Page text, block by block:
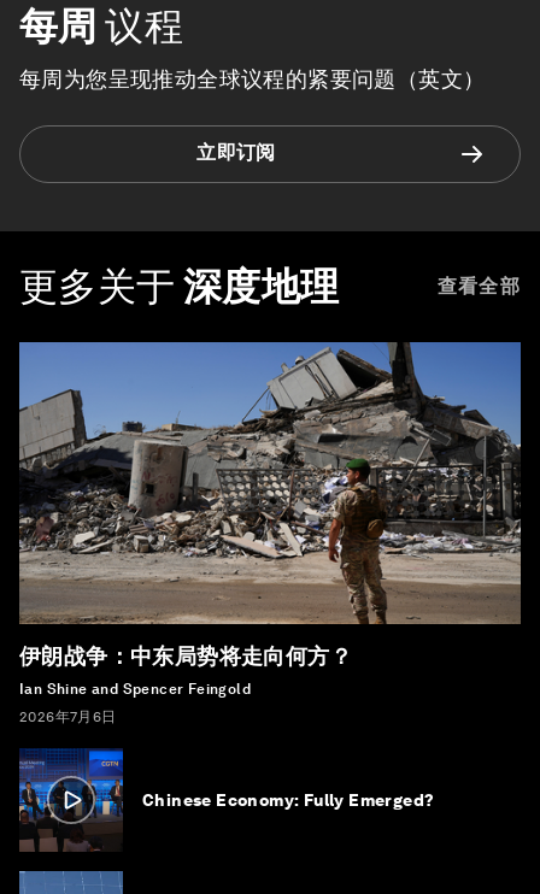
每周 议程
每周为您呈现推动全球议程的紧要问题（英文）
立即订阅
更多关于 深度地理 查看全部
伊朗战争：中东局势将走向何方？
Ian Shine and Spencer Feingold
2026年7月6日
Chinese Economy: Fully Emerged?